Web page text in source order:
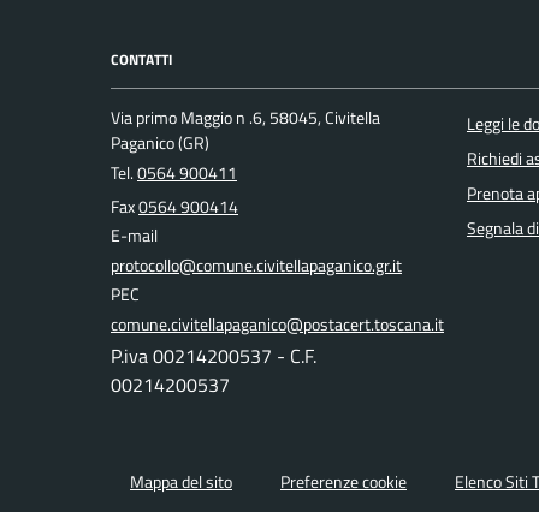
CONTATTI
Via primo Maggio n .6, 58045, Civitella
Paganico (GR)
Tel.0564 900411
Fax0564 900414
E-mail
protocollo@comune.civitellapaganico.gr.it
PEC
comune.civitellapaganico@postacert.toscana.it
P.iva 00214200537 - C.F.
00214200537
Leggi le
Richiedi
Prenota
Segnala
Mappa del sito Preferenze cookie Elenco Siti